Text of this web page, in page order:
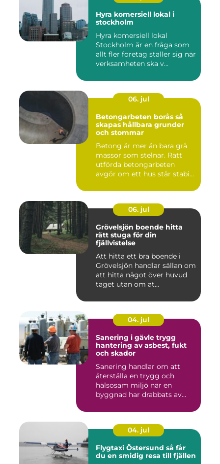
Hyra komersiell lokal i
stockholm
Hyra komersiell lokal
Stockholm är en fråga som
allt fler företag ställer sig när
verksamheten ska v...
06. jul
Betongarbeten borås så
skapas hållbara grunder
och stommar
Betong är mer än bara grå
massor som stelnar. Rätt
utförda betongarbeten
avgör om ett hus står stabi...
06. jul
Grövelsjön boende hitta
rätt stuga för din
fjällvistelse
Att hitta ett bra boende i
Grövelsjön handlar sällan om
att hitta något över huvud
taget utan om at...
04. jul
Sanering i gävle trygg
hantering av asbest, fukt
och skador
Sanering handlar om att
återställa en trygg och
hälsosam miljö när en
byggnad har drabbats av
04. jul
Flygtaxi Östersund så får
du en smidig resa till fjällen